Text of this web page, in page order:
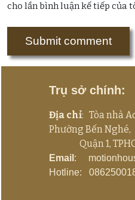
cho lần bình luận kế tiếp của
Trụ sở chính:
Địa chỉ: Tòa nhà
Phường Bến Nghé,
Quận 1,
Email :
Hotline: